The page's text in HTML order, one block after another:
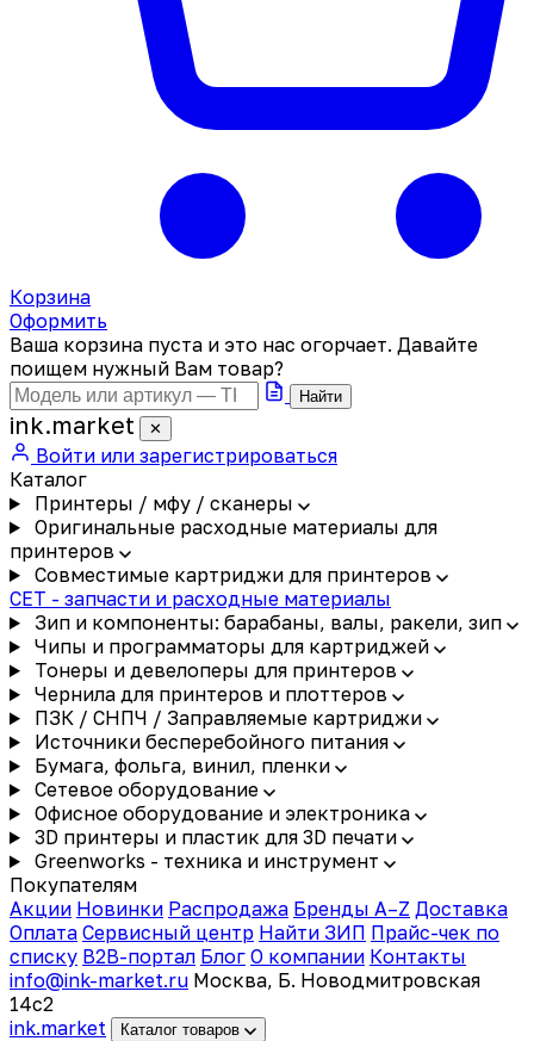
Корзина
Оформить
Ваша корзина пуста и это нас огорчает. Давайте
поищем нужный Вам товар?
Найти
ink.market ✕
Войти или зарегистрироваться
Каталог
Принтеры / мфу / сканеры
Оригинальные расходные материалы для
принтеров
Совместимые картриджи для принтеров
CET - запчасти и расходные материалы
Зип и компоненты: барабаны, валы, ракели, зип
Чипы и программаторы для картриджей
Тонеры и девелоперы для принтеров
Чернила для принтеров и плоттеров
ПЗК / СНПЧ / Заправляемые картриджи
Источники бесперебойного питания
Бумага, фольга, винил, пленки
Сетевое оборудование
Офисное оборудование и электроника
3D принтеры и пластик для 3D печати
Greenworks - техника и инструмент
Покупателям
Акции Новинки Распродажа Бренды A–Z Доставка
Оплата Сервисный центр Найти ЗИП Прайс-чек по
списку B2B-портал Блог О компании Контакты
info@ink-market.ru Москва, Б. Новодмитровская
14с2
ink.market Каталог товаров